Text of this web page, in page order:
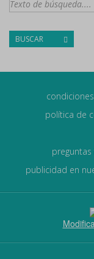
BUSCAR
política de
publicidad en